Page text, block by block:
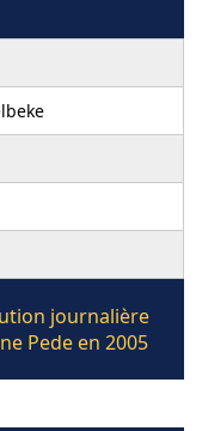
journalière
Pede en 2005